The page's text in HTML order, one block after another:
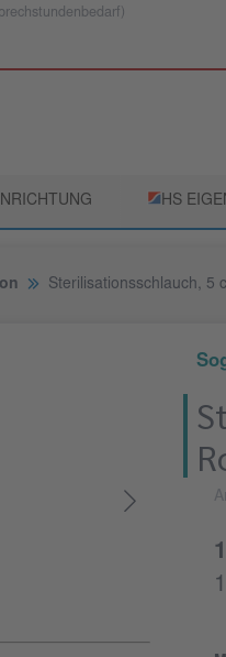
­HS
Sterilisationsschlauch, 5